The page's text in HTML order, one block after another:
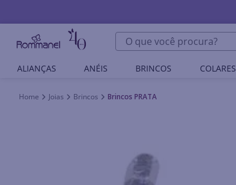
O que você procura?
ALIANÇAS ANÉIS BRINCOS COLARES
Joias Brincos Brincos PRATA